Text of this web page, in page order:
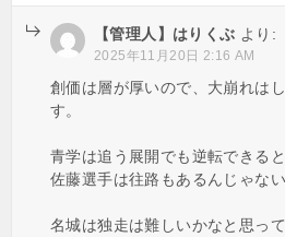
【管理人】はりくぶ より:
2025年11月20日 2:16 AM
創価は層が厚いので、大崩れは
す。
青学は追う展開でも逆転できると
佐藤選手は往路もあるんじゃない
名城は独走は難しいかなと思って